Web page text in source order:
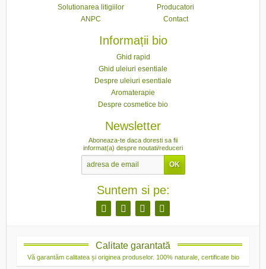
Solutionarea litigiilor
ANPC
Producatori
Contact
Informații bio
Ghid rapid
Ghid uleiuri esentiale
Despre uleiuri esentiale
Aromaterapie
Despre cosmetice bio
Newsletter
Aboneaza-te daca doresti sa fii
informat(a) despre noutati/reduceri
Suntem si pe:
Calitate garantată
Vă garantăm calitatea și originea produselor. 100% naturale, certificate bio